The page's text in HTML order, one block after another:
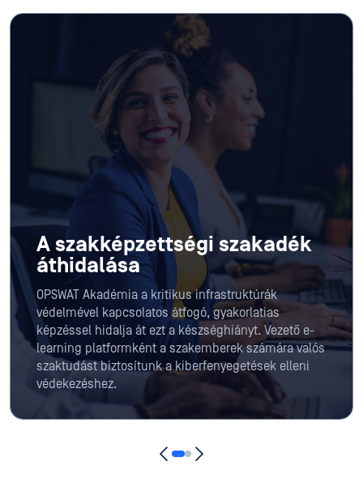
A szakképzettségi szakadék
áthidalása
OPSWAT Akadémia a kritikus infrastruktúrák
védelmével kapcsolatos átfogó, gyakorlatias
képzéssel hidalja át ezt a készséghiányt. Vezető e-
learning platformként a szakemberek számára valós
szaktudást biztosítunk a kiberfenyegetések elleni
védekezéshez.